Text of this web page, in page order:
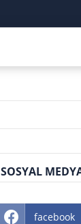
SOSYAL
facebook